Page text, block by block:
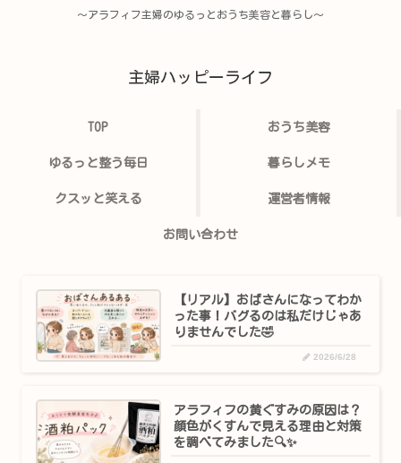
〜アラフィフ主婦のゆるっとおうち美容と暮らし〜
主婦ハッピーライフ
TOP おうち美容
ゆるっと整う毎日 暮らしメモ
クスッと笑える 運営者情報
お問い合わせ
【リアル】おばさんになってわか
った事！バグるのは私だけじゃあ
りませんでした🤣
2026/6/28
アラフィフの黄ぐすみの原因は？
顔色がくすんで見える理由と対策
を調べてみました🔍✨